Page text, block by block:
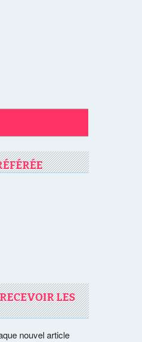
LES
nouvel article